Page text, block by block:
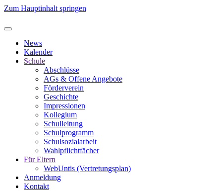
Zum Hauptinhalt springen
News
Kalender
Schule
Abschlüsse
AGs & Offene Angebote
Förderverein
Geschichte
Impressionen
Kollegium
Schulleitung
Schulprogramm
Schulsozialarbeit
Wahlpflichtfächer
Für Eltern
WebUntis (Vertretungsplan)
Anmeldung
Kontakt